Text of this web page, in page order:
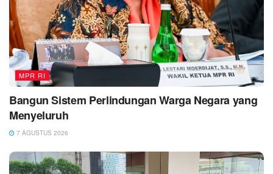
MPR RI
Bangun Sistem Perlindungan Warga Negara yang
Menyeluruh
7 AGUSTUS 2026